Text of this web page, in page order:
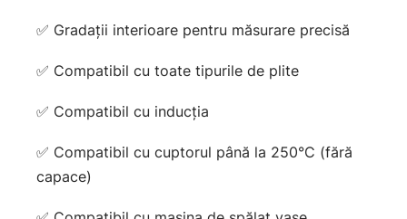
✅ Gradații interioare pentru măsurare precisă
✅ Compatibil cu toate tipurile de plite
✅ Compatibil cu inducția
✅ Compatibil cu cuptorul până la 250°C (fără
capace)